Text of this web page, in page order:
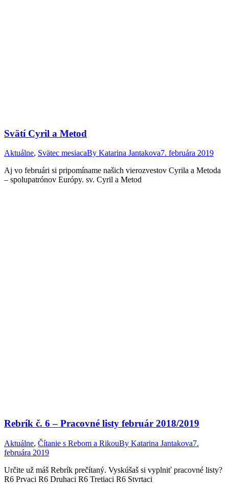
Svätí Cyril a Metod
Aktuálne, Svätec mesiacaBy Katarina Jantakova7. februára 2019
Aj vo februári si pripomíname našich vierozvestov Cyrila a Metoda
– spolupatrónov Európy. sv. Cyril a Metod
Rebrík č. 6 – Pracovné listy február 2018/2019
Aktuálne, Čítanie s Rebom a RikouBy Katarina Jantakova7.
februára 2019
Určite už máš Rebrík prečítaný. Vyskúšaš si vyplniť pracovné listy?
R6 Prvaci R6 Druhaci R6 Tretiaci R6 Stvrtaci